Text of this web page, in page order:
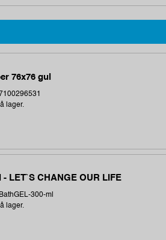
76x76 gul
lager.
- LET`S CHANGE OUR LIFE
300-ml
lager.